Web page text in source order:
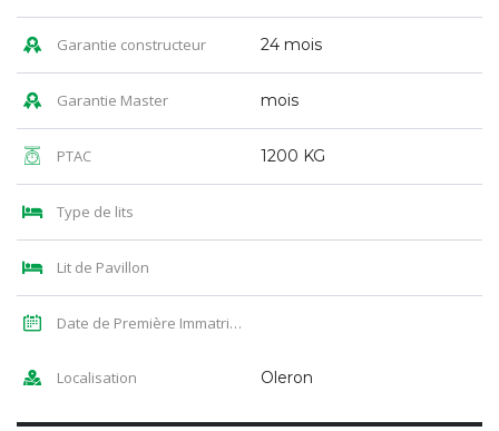
Garantie constructeur 24 mois
Garantie Master mois
PTAC 1200 KG
Type de lits
Lit de Pavillon
Date de Première Immatriculation
Localisation Oleron